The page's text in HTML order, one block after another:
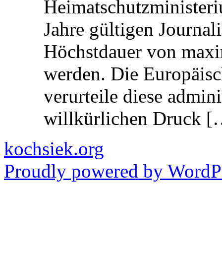
Jahre gültigen
Höchstdauer von
werden. Die
verurteile diese
willkürlichen Druck
kochsiek.org
Proudly powered by